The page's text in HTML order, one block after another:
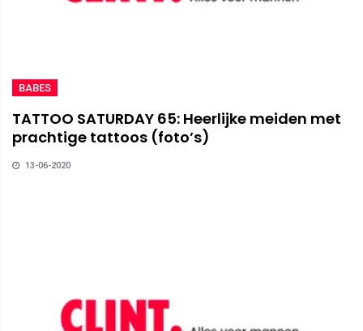
BABES
TATTOO SATURDAY 65: Heerlijke meiden met
prachtige tattoos (foto’s)
13-06-2020